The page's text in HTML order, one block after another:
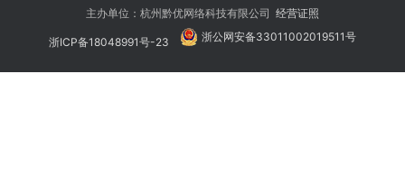
主办单位：杭州黔优网络科技有限公司 经营证照
浙ICP备18048991号-23 浙公网安备33011002019511号